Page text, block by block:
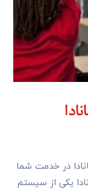
در خدمت شما
یکی از سیستم